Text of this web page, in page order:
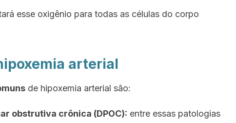
esse oxigênio para todas as células do corpo
arterial
de hipoxemia arterial são:
obstrutiva crônica (DPOC): entre essas patologias